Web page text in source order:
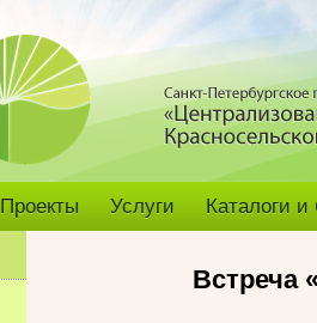
Проекты Услуги Каталоги
Встреча